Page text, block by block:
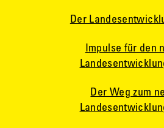
Der
Impulse für den
Der Weg zum